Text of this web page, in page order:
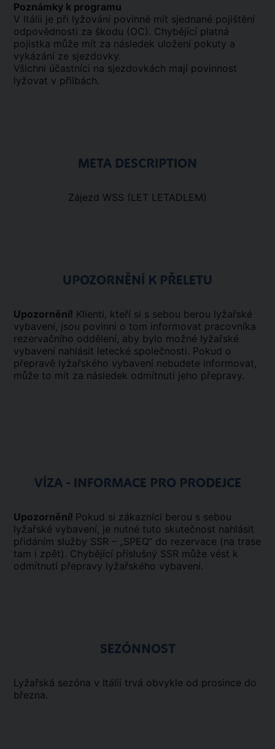
Poznámky k programu
V Itálii je při lyžování povinné mít sjednané pojištění
odpovědnosti za škodu (OC). Chybějící platná
pojistka může mít za následek uložení pokuty a
vykázání ze sjezdovky.
Všichni účastníci na sjezdovkách mají povinnost
lyžovat v přilbách.
META DESCRIPTION
Zájezd WSS (LET LETADLEM)
UPOZORNĚNÍ K PŘELETU
Upozornění! Klienti, kteří si s sebou berou lyžařské
vybavení, jsou povinni o tom informovat pracovníka
rezervačního oddělení, aby bylo možné lyžařské
vybavení nahlásit letecké společnosti. Pokud o
přepravě lyžařského vybavení nebudete informovat,
může to mít za následek odmítnutí jeho přepravy.
VÍZA - INFORMACE PRO PRODEJCE
Upozornění! Pokud si zákazníci berou s sebou
lyžařské vybavení, je nutné tuto skutečnost nahlásit
přidáním služby SSR – „SPEQ“ do rezervace (na trase
tam i zpět). Chybějící příslušný SSR může vést k
odmítnutí přepravy lyžařského vybavení.
SEZÓNNOST
Lyžařská sezóna v Itálii trvá obvykle od prosince do
března.